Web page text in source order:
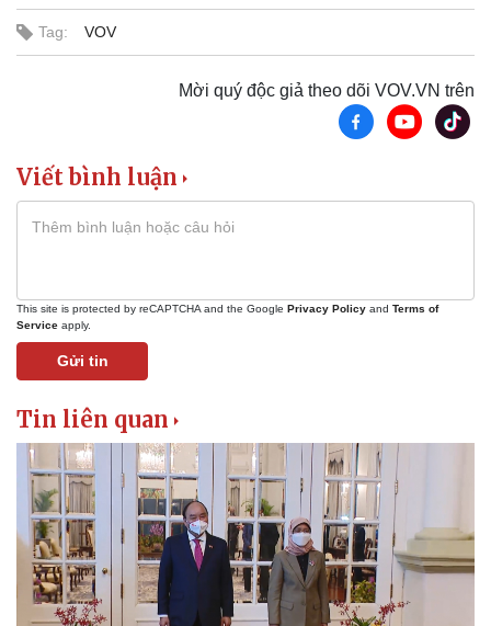
Tag: VOV
Mời quý độc giả theo dõi VOV.VN trên
Viết bình luận
This site is protected by reCAPTCHA and the Google Privacy Policy and Terms of
Service apply.
Gửi tin
Tin liên quan